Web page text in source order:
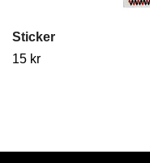
Sticker
15 kr